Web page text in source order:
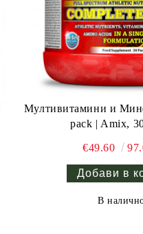
Мултивитамини и
pack | Amix,
€49.60
В